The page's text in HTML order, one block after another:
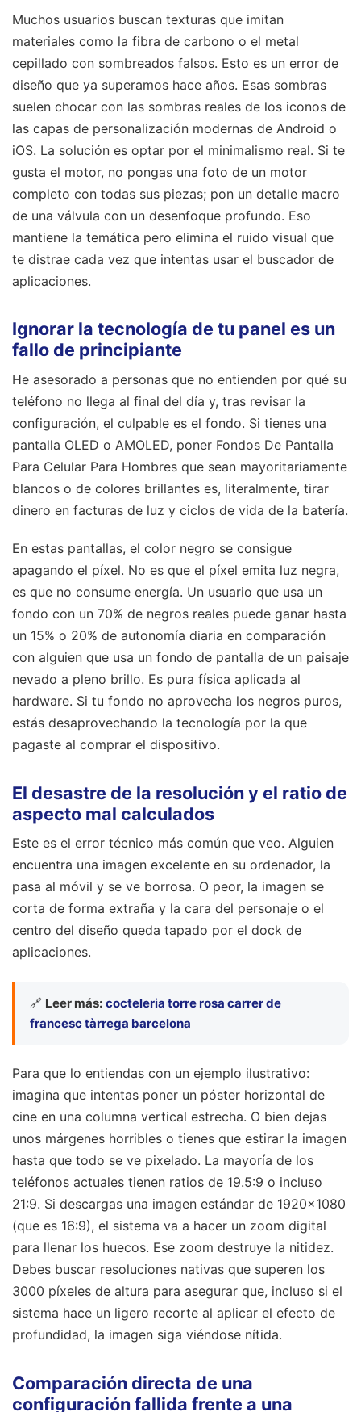
Muchos usuarios buscan texturas que imitan
materiales como la fibra de carbono o el metal
cepillado con sombreados falsos. Esto es un error de
diseño que ya superamos hace años. Esas sombras
suelen chocar con las sombras reales de los iconos de
las capas de personalización modernas de Android o
iOS. La solución es optar por el minimalismo real. Si te
gusta el motor, no pongas una foto de un motor
completo con todas sus piezas; pon un detalle macro
de una válvula con un desenfoque profundo. Eso
mantiene la temática pero elimina el ruido visual que
te distrae cada vez que intentas usar el buscador de
aplicaciones.
Ignorar la tecnología de tu panel es un
fallo de principiante
He asesorado a personas que no entienden por qué su
teléfono no llega al final del día y, tras revisar la
configuración, el culpable es el fondo. Si tienes una
pantalla OLED o AMOLED, poner Fondos De Pantalla
Para Celular Para Hombres que sean mayoritariamente
blancos o de colores brillantes es, literalmente, tirar
dinero en facturas de luz y ciclos de vida de la batería.
En estas pantallas, el color negro se consigue
apagando el píxel. No es que el píxel emita luz negra,
es que no consume energía. Un usuario que usa un
fondo con un 70% de negros reales puede ganar hasta
un 15% o 20% de autonomía diaria en comparación
con alguien que usa un fondo de pantalla de un paisaje
nevado a pleno brillo. Es pura física aplicada al
hardware. Si tu fondo no aprovecha los negros puros,
estás desaprovechando la tecnología por la que
pagaste al comprar el dispositivo.
El desastre de la resolución y el ratio de
aspecto mal calculados
Este es el error técnico más común que veo. Alguien
encuentra una imagen excelente en su ordenador, la
pasa al móvil y se ve borrosa. O peor, la imagen se
corta de forma extraña y la cara del personaje o el
centro del diseño queda tapado por el dock de
aplicaciones.
🔗 Leer más: cocteleria torre rosa carrer de
francesc tàrrega barcelona
Para que lo entiendas con un ejemplo ilustrativo:
imagina que intentas poner un póster horizontal de
cine en una columna vertical estrecha. O bien dejas
unos márgenes horribles o tienes que estirar la imagen
hasta que todo se ve pixelado. La mayoría de los
teléfonos actuales tienen ratios de 19.5:9 o incluso
21:9. Si descargas una imagen estándar de 1920x1080
(que es 16:9), el sistema va a hacer un zoom digital
para llenar los huecos. Ese zoom destruye la nitidez.
Debes buscar resoluciones nativas que superen los
3000 píxeles de altura para asegurar que, incluso si el
sistema hace un ligero recorte al aplicar el efecto de
profundidad, la imagen siga viéndose nítida.
Comparación directa de una
configuración fallida frente a una